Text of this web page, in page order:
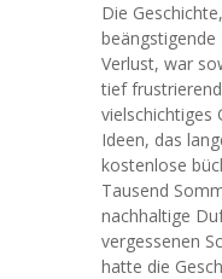
Die
beängstigende
Verlust, war
tief
vielschichtiges
Ideen, das
kostenlose
Tausend
nachhaltige
vergessenen
hatte die